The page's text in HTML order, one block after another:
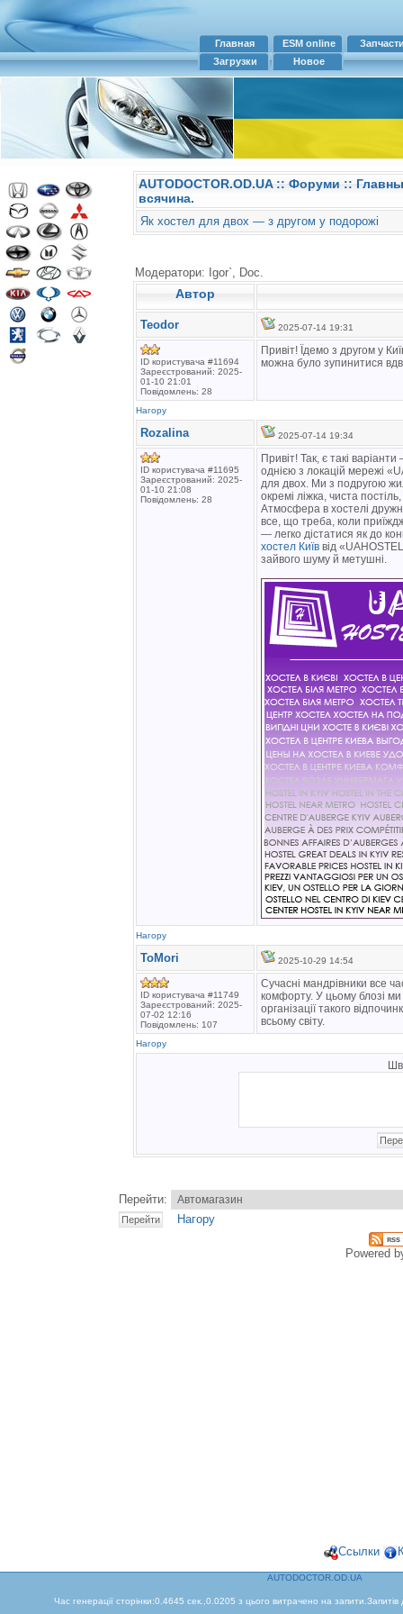
Главная ESM online
Загрузки
Новое
AUTODOCTOR.OD.UA:: Форуми ::
всячина.
Як хостел для двох — з другом у подорожі
Модератори: Igor`, Doc.
Автор
Teodor 2025-07-14 19:31
ID користувача #11694
Зареєстрований: 2025-
01-10 21:01
Повідомлень: 28
Привіт! Їдемо з другом у
можна було зупинитися
Нагору
Rozalina 2025-07-14 19:34
ID користувача #11695
Зареєстрований: 2025-
01-10 21:08
Повідомлень: 28
Привіт! Так, є такі
однією з локацій мережі
для двох. Ми з подругою
окремі ліжка, чиста
Атмосфера в хостелі
все, що треба, коли
— легко дістатися як до
хостел Київ від
зайвого шуму й метушні.
Нагору
ToMori 2025-10-29 14:54
ID користувача #11749
Зареєстрований: 2025-
07-02 12:16
Повідомлень: 107
Сучасні мандрівники все
комфорту. У цьому блозі ми
організації такого
всьому світу.
Нагору
Перейти:
Нагору
Powered
Ссылки
AUTODOCTOR.OD.UA
Час генерації сторінки:0.4645 сек.,0.0205 з цього витрачено на